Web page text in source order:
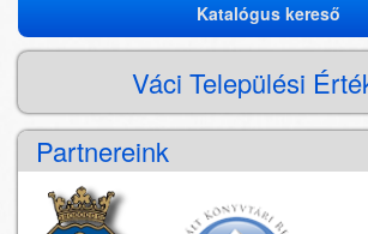
Katalógus
kereső
Katalógus kereső
Váci Települési
Partnereink